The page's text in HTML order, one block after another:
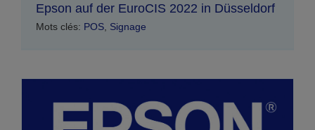
Epson auf der EuroCIS 2022 in Düsseldorf
Mots clés: POS Signage